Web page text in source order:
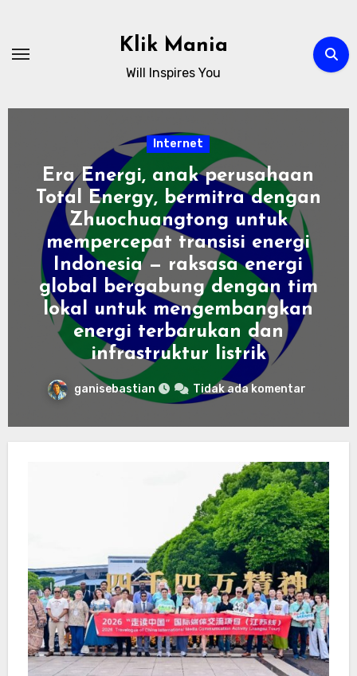
content
Klik Mania
Will Inspires You
Internet
Ojolstream Diblokir? Ini
Penyebab, Fakta, dan
Dampaknya di Indonesia
ganisebastian Tidak ada komentar